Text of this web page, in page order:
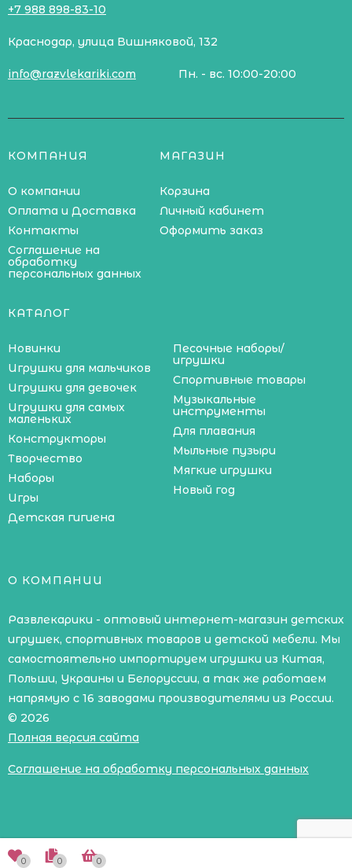
+7 988 898-83-10
Краснодар, улица Вишняковой, 132
info@razvlekariki.com Пн. - вс. 10:00-20:00
КОМПАНИЯ
О компании
Оплата и Доставка
Контакты
Соглашение на
обработку
персональных данных
МАГАЗИН
Корзина
Личный кабинет
Оформить заказ
КАТАЛОГ
Новинки
Игрушки для мальчиков
Игрушки для девочек
Игрушки для самых
маленьких
Конструкторы
Творчество
Наборы
Игры
Детская гигиена
Песочные наборы/
игрушки
Спортивные товары
Музыкальные
инструменты
Для плавания
Мыльные пузыри
Мягкие игрушки
Новый год
О КОМПАНИИ
Развлекарики - оптовый интернет-магазин детских
игрушек, спортивных товаров и детской мебели. Мы
самостоятельно импортируем игрушки из Китая,
Польши, Украины и Белоруссии, а так же работаем
напрямую с 16 заводами производителями из России.
© 2026
Полная версия сайта
Соглашение на обработку персональных данных
0 0 0